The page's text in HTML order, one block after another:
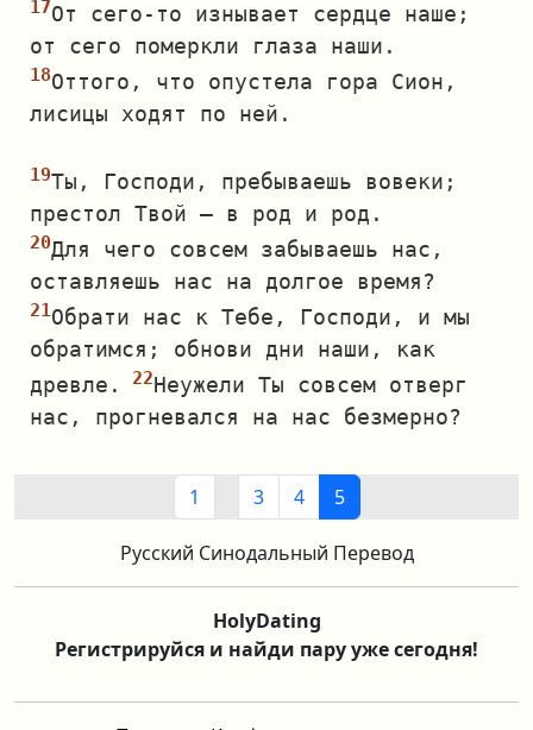
От сего‐то изнывает сердце наше;
от сего померкли глаза наши.
Оттого, что опустела гора Сион,
лисицы ходят по ней.
Ты, Господи, пребываешь вовеки;
престол Твой — в род и род.
Для чего совсем забываешь нас,
оставляешь нас на долгое время?
Обрати нас к Тебе, Господи, и мы
обратимся; обнови дни наши, как
древле.
Неужели Ты совсем отверг
нас, прогневался на нас безмерно?
1 3 4 5
Русский Синодальный Перевод
HolyDating
Регистрируйся и найди пару уже сегодня!